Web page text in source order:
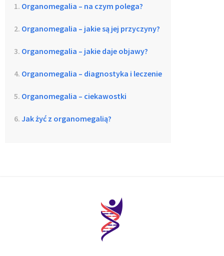
Organomegalia – na czym polega?
Organomegalia – jakie są jej przyczyny?
Organomegalia – jakie daje objawy?
Organomegalia – diagnostyka i leczenie
Organomegalia – ciekawostki
Jak żyć z organomegalią?